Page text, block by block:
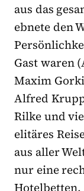
aus das
ebnete den
Gast waren
Maxim
Alfred
Rilke und
elitäres
aus aller
nur eine